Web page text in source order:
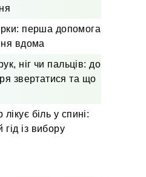
перша допомога
вдома
ніг чи пальців: до
звертатися та що
лікує біль у спині:
із вибору